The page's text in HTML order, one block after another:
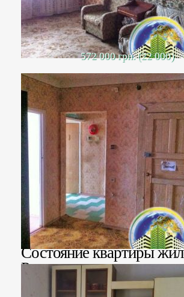
572 000 грн. (22 000)
Продается 3 комнатная
9 этаж 9 этажного дома.
Общая площадь
Кухня 8 кв. м.
2 застекленные
Состояние квартиры
Рядом школа, рынок,
Стоимость: 572 000